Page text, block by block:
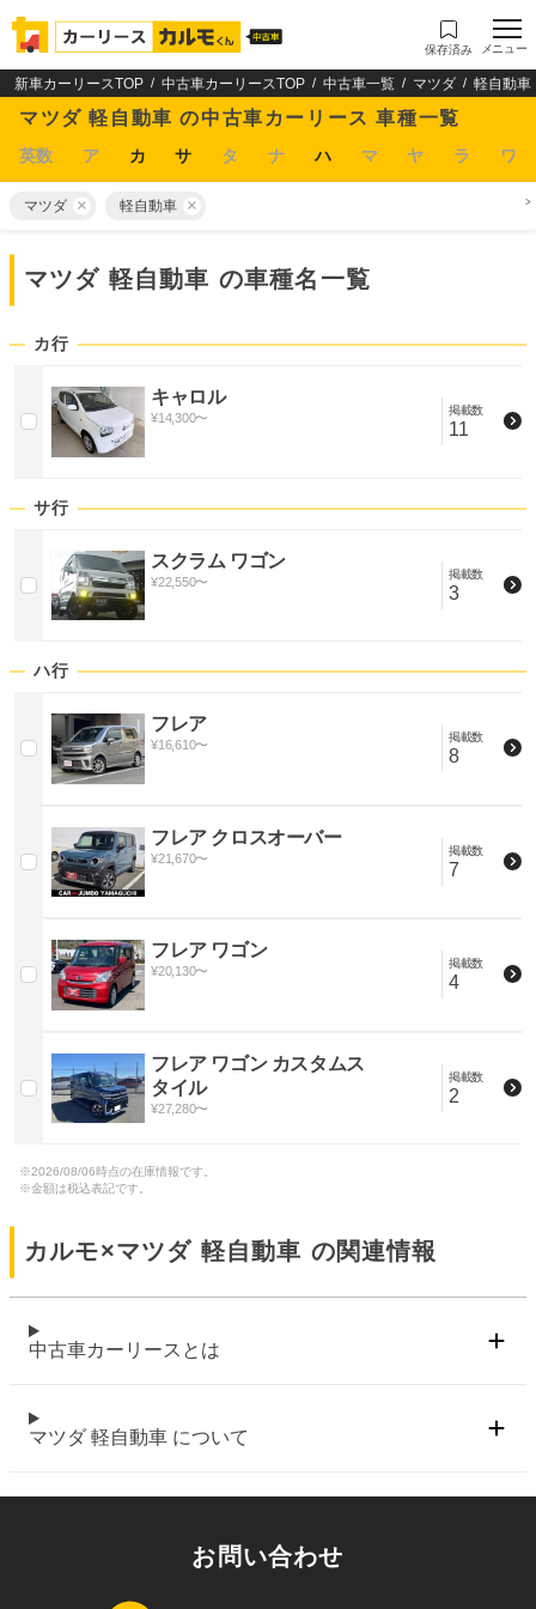
保存済み メニュー
新車カーリースTOP 中古車カーリースTOP 中古車一覧 マツダ 軽自動車
マツダ 軽自動車 の中古車カーリース 車種一覧
英数 ア カ サ タ ナ ハ マ ヤ ラ ワ
マツダ 軽自動車
マツダ 軽自動車 の車種名一覧
カ行
キャロル
¥14,300〜
掲載数
11
サ行
スクラム ワゴン
¥22,550〜
掲載数
3
ハ行
フレア
¥16,610〜
掲載数
8
フレア クロスオーバー
¥21,670〜
掲載数
7
フレア ワゴン
¥20,130〜
掲載数
4
フレア ワゴン カスタムス
タイル
¥27,280〜
掲載数
2
※2026/08/06時点の在庫情報です。
※金額は税込表記です。
カルモ×マツダ 軽自動車 の関連情報
中古車カーリースとは
マツダ 軽自動車 について
お問い合わせ